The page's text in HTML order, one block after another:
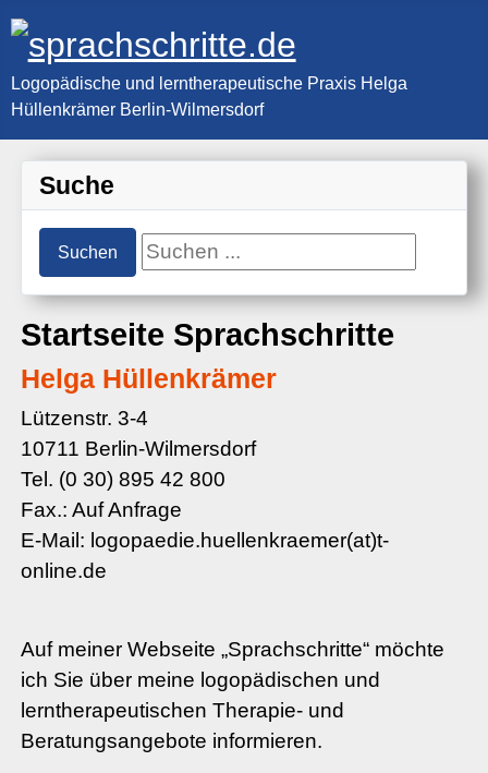
Logopädische und lerntherapeutische Praxis Helga
Hüllenkrämer Berlin-Wilmersdorf
Suche
Suchen Suchen ...
Startseite Sprachschritte
Helga Hüllenkrämer
Lützenstr. 3-4
10711 Berlin-Wilmersdorf
Tel. (0 30) 895 42 800
Fax.: Auf Anfrage
E-Mail: logopaedie.huellenkraemer(at)t-
online.de
Auf meiner Webseite „Sprachschritte“ möchte
ich Sie über meine logopädischen und
lerntherapeutischen Therapie- und
Beratungsangebote informieren.